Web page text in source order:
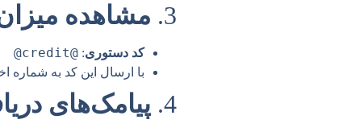
3. مشاهده میزان
کد دستوری:
@credit@
با ارسال این کد به شماره
4. پیامک‌های